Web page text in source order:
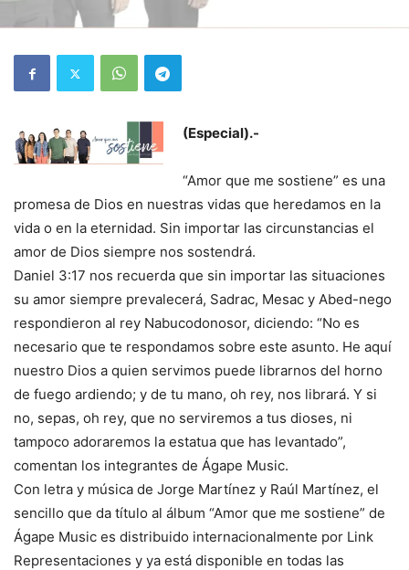
(Especial).-
“Amor que me sostiene” es una
promesa de Dios en nuestras vidas que heredamos en la
vida o en la eternidad. Sin importar las circunstancias el
amor de Dios siempre nos sostendrá.
Daniel 3:17 nos recuerda que sin importar las situaciones
su amor siempre prevalecerá, Sadrac, Mesac y Abed-nego
respondieron al rey Nabucodonosor, diciendo: “No es
necesario que te respondamos sobre este asunto. He aquí
nuestro Dios a quien servimos puede librarnos del horno
de fuego ardiendo; y de tu mano, oh rey, nos librará. Y si
no, sepas, oh rey, que no serviremos a tus dioses, ni
tampoco adoraremos la estatua que has levantado”,
comentan los integrantes de Ágape Music.
Con letra y música de Jorge Martínez y Raúl Martínez, el
sencillo que da título al álbum “Amor que me sostiene” de
Ágape Music es distribuido internacionalmente por Link
Representaciones y ya está disponible en todas las